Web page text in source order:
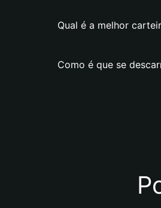
Qual é a melhor
Como é que se